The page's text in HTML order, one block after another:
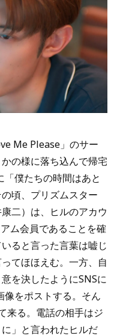
Me Please」のサー
の様に落ち込んで帰宅
僕たちの時間はあと
頃、プリズムスター
二）は、ヒルのアカウ
ム会員であることを確
ると言った言葉は嘘じ
てほほえむ。一方、自
を決したようにSNSに
をポストする。そん
来る。電話の相手はジ
」と言われたヒルだ